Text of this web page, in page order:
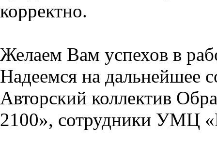
корректно.
Желаем Вам успехов в
Надеемся на дальнейшее
Авторский коллектив
2100», сотрудники УМЦ